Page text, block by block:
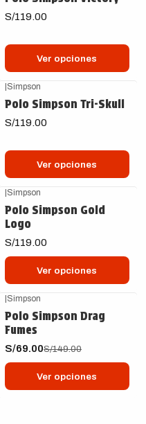
S/119.00
Ver opciones
|Simpson
Polo Simpson Tri-Skull
S/119.00
Ver opciones
|Simpson
Polo Simpson Gold
Logo
S/119.00
Ver opciones
|Simpson
Polo Simpson Drag
Fumes
S/69.00S/149.00
Ver opciones